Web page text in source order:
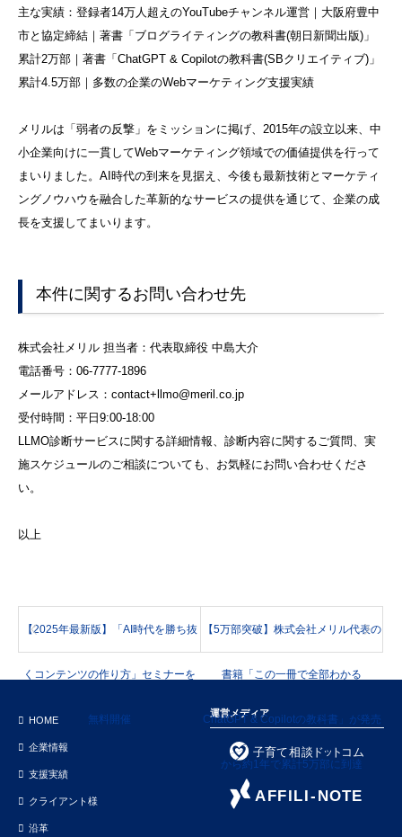
主な実績：登録者14万人超えのYouTubeチャンネル運営｜大阪府豊中
市と協定締結｜著書「ブログライティングの教科書(朝日新聞出版)」
累計2万部｜著書「ChatGPT & Copilotの教科書(SBクリエイティブ)」
累計4.5万部｜多数の企業のWebマーケティング支援実績
メリルは「弱者の反撃」をミッションに掲げ、2015年の設立以来、中
小企業向けに一貫してWebマーケティング領域での価値提供を行って
まいりました。AI時代の到来を見据え、今後も最新技術とマーケティ
ングノウハウを融合した革新的なサービスの提供を通じて、企業の成
長を支援してまいります。
本件に関するお問い合わせ先
株式会社メリル 担当者：代表取締役 中島大介
電話番号：06-7777-1896
メールアドレス：contact+llmo@meril.co.jp
受付時間：平日9:00-18:00
LLMO診断サービスに関する詳細情報、診断内容に関するご質問、実
施スケジュールのご相談についても、お気軽にお問い合わせくださ
い。
以上
【2025年最新版】「AI時代を勝ち抜
くコンテンツの作り方」セミナーを
無料開催
【5万部突破】株式会社メリル代表の
書籍「この一冊で全部わかる
ChatGPT & Copilotの教科書」が発売
から約1年で累計5万部に到達
HOME
企業情報
支援実績
クライアント様
沿革
運営メディア